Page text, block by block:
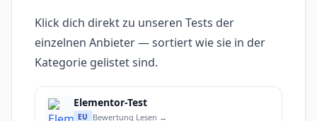
Klick dich direkt zu unseren Tests der
einzelnen Anbieter — sortiert wie sie in der
Kategorie gelistet sind.
Elementor-Test
EU Bewertung Lesen →